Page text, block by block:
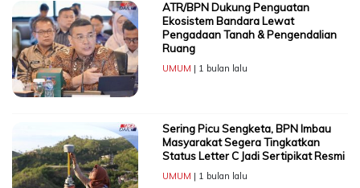
ATR/BPN Dukung Penguatan
Ekosistem Bandara Lewat
Pengadaan Tanah & Pengendalian
Ruang
UMUM | 1 bulan lalu
Sering Picu Sengketa, BPN Imbau
Masyarakat Segera Tingkatkan
Status Letter C Jadi Sertipikat Resmi
UMUM | 1 bulan lalu